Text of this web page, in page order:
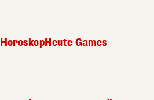
HoroskopHeute Games